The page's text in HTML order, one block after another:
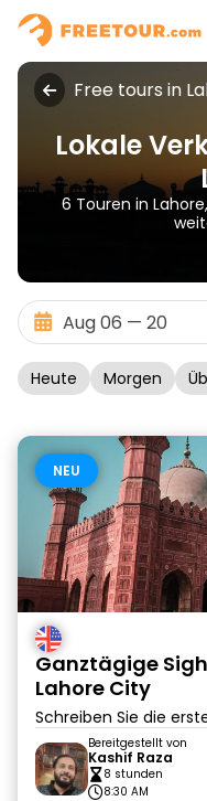
Free tours in
Lokale
6 Touren in
Heute Morgen
NEU
Ganztägige
Lahore City
Schreiben Sie die
Bereitgestellt von
Kashif Raza
8 stunden
8:30 AM